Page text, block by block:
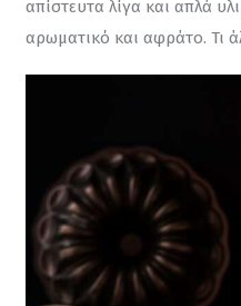
απίστευτα λίγα και απλά
αρωματικό και αφράτο. Τι